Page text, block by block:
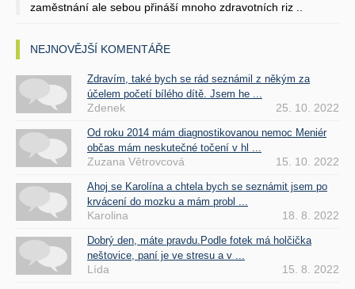
zaměstnání ale sebou přináší mnoho zdravotních riz ..
NEJNOVĚJŠÍ KOMENTÁŘE
Zdravím, také bych se rád seznámil z někým za
účelem početí bílého dítě. Jsem he ...
Zdenek 25. 10. 2022
Od roku 2014 mám diagnostikovanou nemoc Meniér
občas mám neskutečné točení v hl ...
Zuzana Větrovcová 15. 10. 2022
Ahoj se Karolína a chtela bych se seznámit jsem po
krvácení do mozku a mám probl ...
Karolina 18. 8. 2022
Dobrý den, máte pravdu.Podle fotek má holčička
neštovice, paní je ve stresu a v ...
Lída 15. 8. 2022